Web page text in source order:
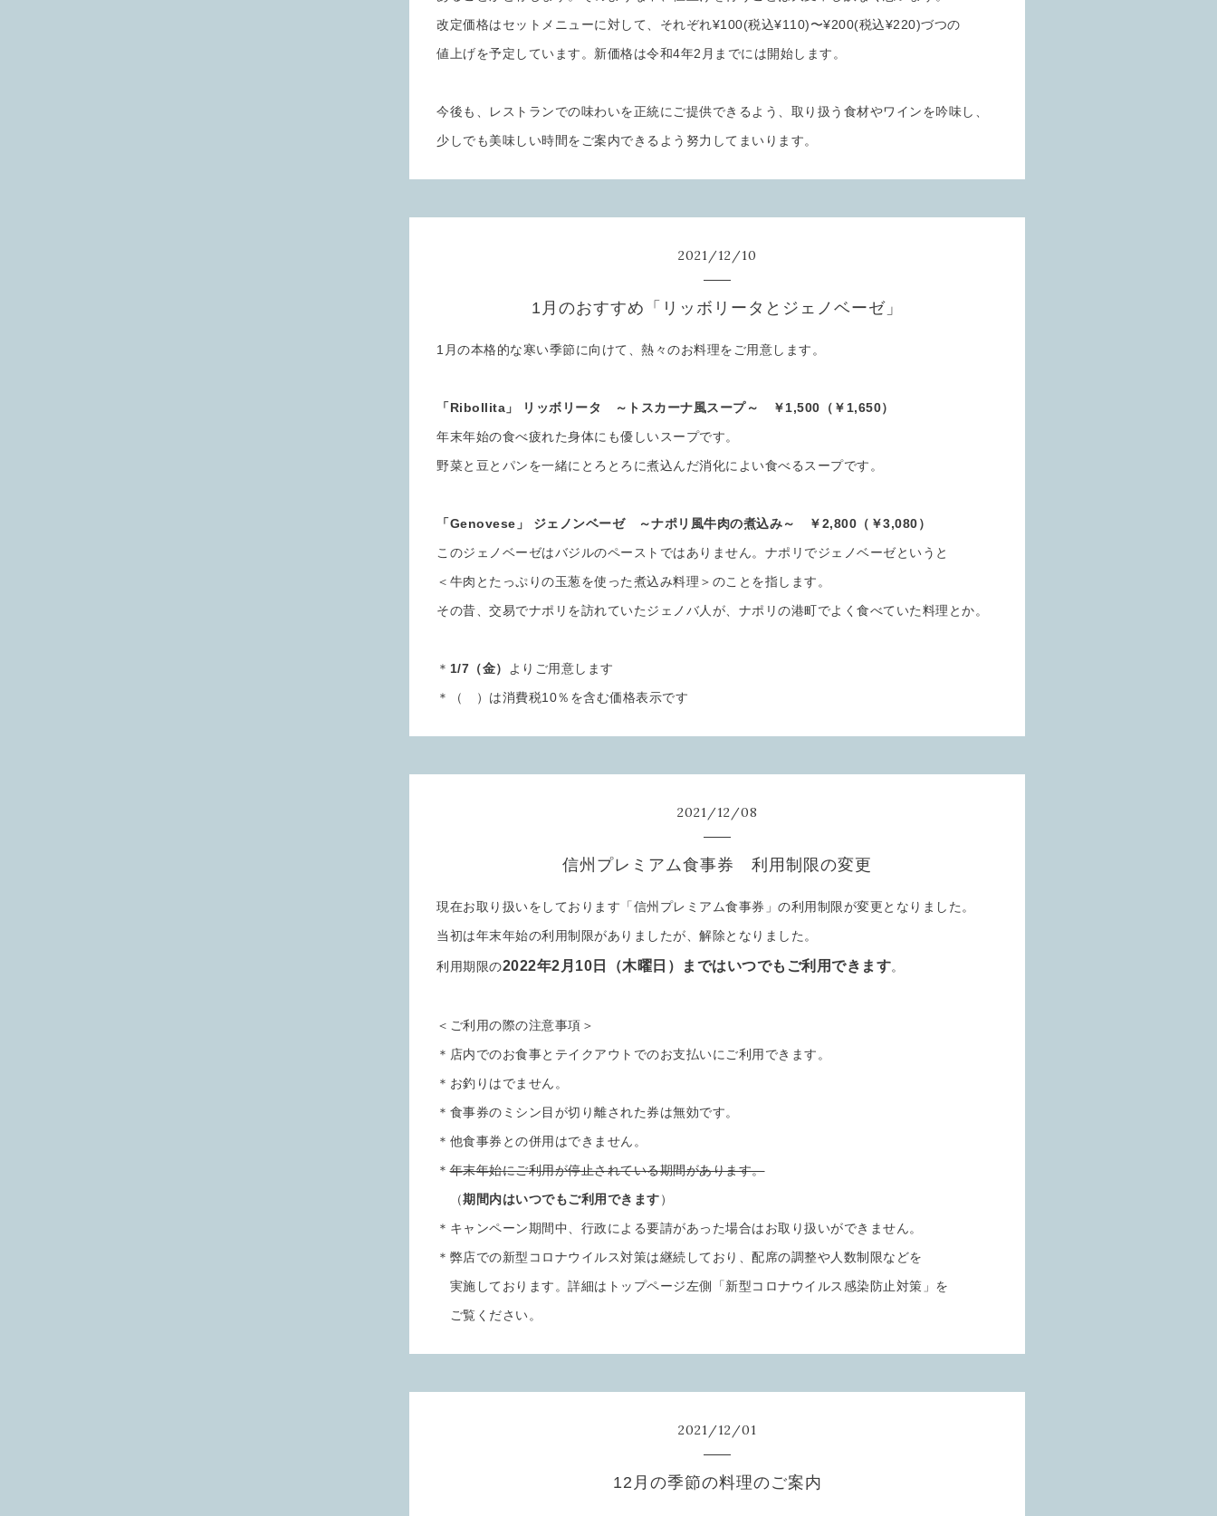
改定価格はセットメニューに対して、それぞれ¥100(税込¥110)〜¥200(税込¥220)づつの
値上げを予定しています。新価格は令和4年2月までには開始します。
今後も、レストランでの味わいを正統にご提供できるよう、取り扱う食材やワインを吟味し、
少しでも美味しい時間をご案内できるよう努力してまいります。
2021/12/10
1月のおすすめ「リッボリータとジェノベーゼ」
1月の本格的な寒い季節に向けて、熱々のお料理をご用意します。
「Ribollita」 リッボリータ ～トスカーナ風スープ～ ￥1,500（￥1,650）
年末年始の食べ疲れた身体にも優しいスープです。
野菜と豆とパンを一緒にとろとろに煮込んだ消化によい食べるスープです。
「Genovese」 ジェノンベーゼ ～ナポリ風牛肉の煮込み～ ￥2,800（￥3,080）
このジェノベーゼはバジルのペーストではありません。ナポリでジェノベーゼというと
＜牛肉とたっぷりの玉葱を使った煮込み料理＞のことを指します。
その昔、交易でナポリを訪れていたジェノバ人が、ナポリの港町でよく食べていた料理とか。
＊ 1/7 （金）
よりご用意します
＊（ ）は消費税10％を含む価格表示です
2021/12/08
信州プレミアム食事券 利用制限の変更
現在お取り扱いをしております「信州プレミアム食事券」の利用制限が変更となりました。
当初は年末年始の利用制限がありましたが、解除となりました。
利用期限の2022年2月10日（木曜日）まではいつでもご利用できます。
＜ご利用の際の注意事項＞
＊店内でのお食事とテイクアウトでのお支払いにご利用できます。
＊お釣りはでません。
＊食事券のミシン目が切り離された券は無効です。
＊他食事券との併用はできません。
＊年末年始にご利用が停止されている期間があります。
（期間内はいつでもご利用できます）
＊キャンペーン期間中、行政による要請があった場合はお取り扱いができません。
＊弊店での新型コロナウイルス対策は継続しており、配席の調整や人数制限などを
実施しております。詳細はトップページ左側「新型コロナウイルス感染防止対策」を
ご覧ください。
2021/12/01
12月の季節の料理のご案内